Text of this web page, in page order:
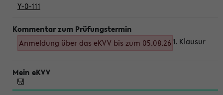
Y-0-111
Anmeldung über das eKVV bis zum 05.08.26 1. Klausur